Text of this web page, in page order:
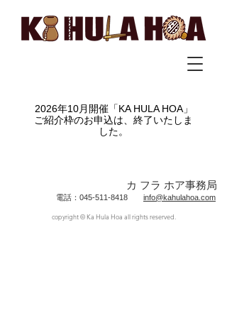
2026年10月開催「KA HULA HOA」
ご紹介枠のお申込は、終了いたしま
した。
カ フラ ホア事務局
電話：045-511-8418 info@kahulahoa.com
copyright © Ka Hula Hoa all rights reserved.